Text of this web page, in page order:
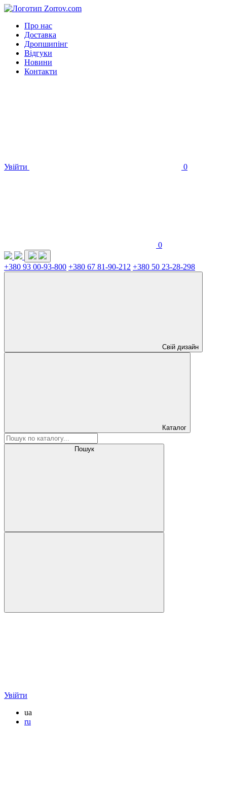
Про нас
Доставка
Дропшипінг
Відгуки
Новини
Контакти
Увійти 0
0
+380 93 00-93-800 +380 67 81-90-212 +380 50 23-28-298
Свій дизайн
Каталог
Пошук
Увійти
ua
ru